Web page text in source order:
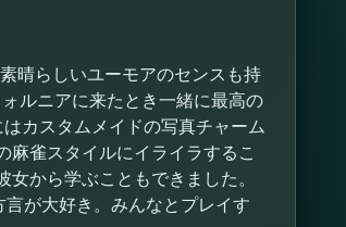
晴らしいユーモアのセンスも持
ルニアに来たとき一緒に最高の
カスタムメイドの写真チャーム
麻雀スタイルにイライラするこ
から学ぶこともできました。
が大好き。みんなとプレイす